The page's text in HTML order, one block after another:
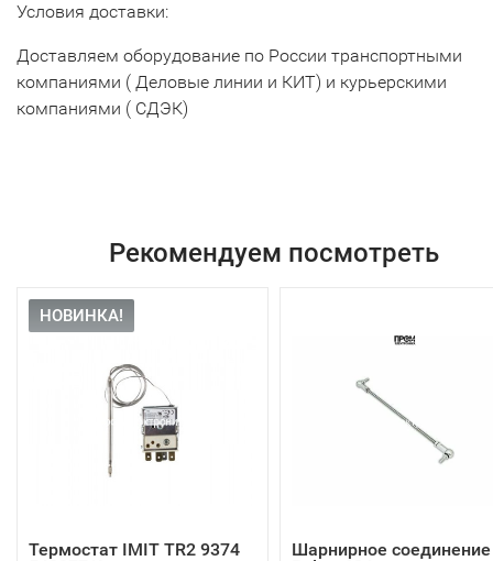
Условия доставки:
Доставляем оборудование по России транспортными
компаниями ( Деловые линии и КИТ) и курьерскими
компаниями ( СДЭК)
Рекомендуем посмотреть
НОВИНКА!
Термостат IMIT TR2 9374
Шарнирное соединение